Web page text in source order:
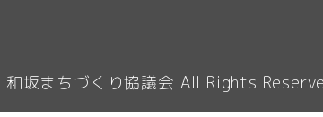
和坂まちづくり協議会 All Rights